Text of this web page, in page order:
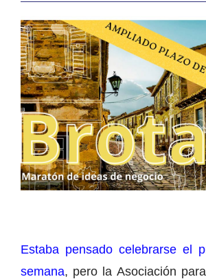
Estaba pensado celebrarse el
semana, pero la Asociación